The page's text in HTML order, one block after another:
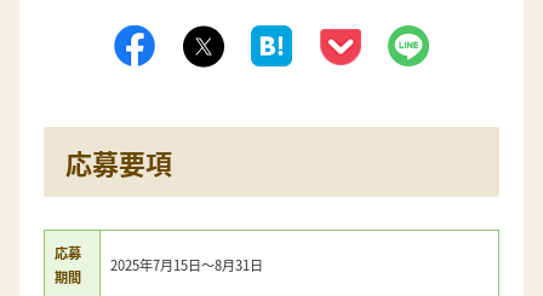
応募要項
応募
期間
2025年7月15日～8月31日